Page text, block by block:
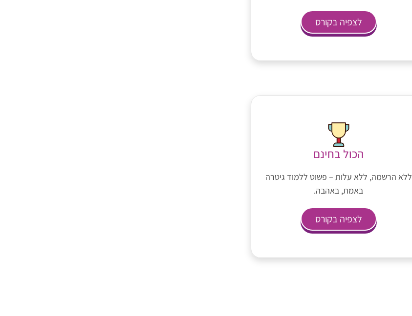
לצפיה בקורס
הכול בחינם
ללא הרשמה, ללא עלות – פשוט ללמוד גיטרה
באמת, באהבה.
לצפיה בקורס